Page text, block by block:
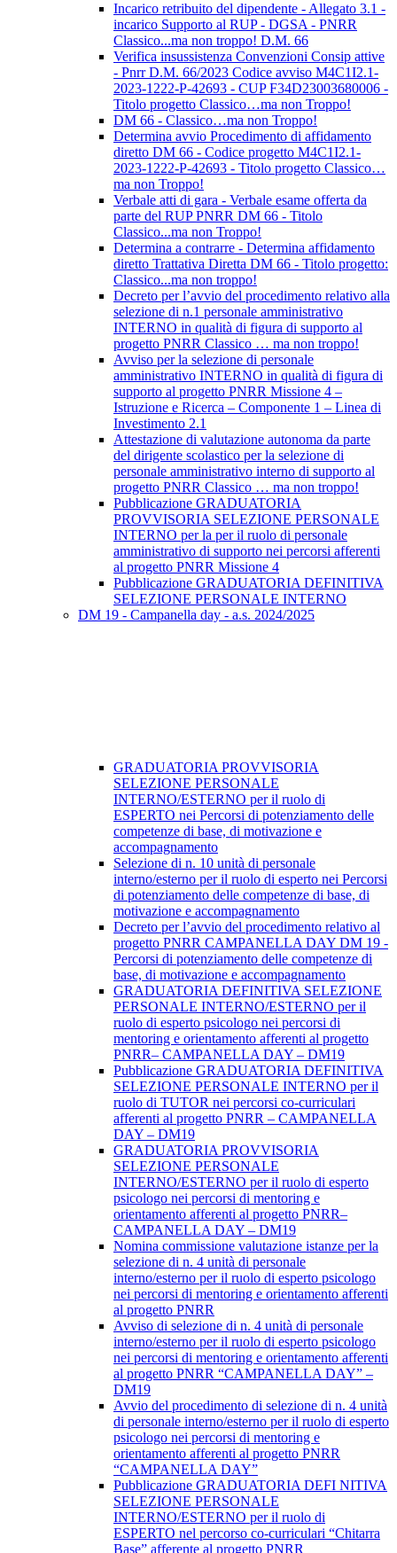
Incarico retribuito del dipendente - Allegato 3.1 -
incarico Supporto al RUP - DGSA - PNRR
Classico...ma non troppo! D.M. 66
Verifica insussistenza Convenzioni Consip attive
- Pnrr D.M. 66/2023 Codice avviso M4C1I2.1-
2023-1222-P-42693 - CUP F34D23003680006 -
Titolo progetto Classico…ma non Troppo!
DM 66 - Classico…ma non Troppo!
Determina avvio Procedimento di affidamento
diretto DM 66 - Codice progetto M4C1I2.1-
2023-1222-P-42693 - Titolo progetto Classico…
ma non Troppo!
Verbale atti di gara - Verbale esame offerta da
parte del RUP PNRR DM 66 - Titolo
Classico...ma non Troppo!
Determina a contrarre - Determina affidamento
diretto Trattativa Diretta DM 66 - Titolo progetto:
Classico...ma non troppo!
Decreto per l’avvio del procedimento relativo alla
selezione di n.1 personale amministrativo
INTERNO in qualità di figura di supporto al
progetto PNRR Classico … ma non troppo!
Avviso per la selezione di personale
amministrativo INTERNO in qualità di figura di
supporto al progetto PNRR Missione 4 –
Istruzione e Ricerca – Componente 1 – Linea di
Investimento 2.1
Attestazione di valutazione autonoma da parte
del dirigente scolastico per la selezione di
personale amministrativo interno di supporto al
progetto PNRR Classico … ma non troppo!
Pubblicazione GRADUATORIA
PROVVISORIA SELEZIONE PERSONALE
INTERNO per la per il ruolo di personale
amministrativo di supporto nei percorsi afferenti
al progetto PNRR Missione 4
Pubblicazione GRADUATORIA DEFINITIVA
SELEZIONE PERSONALE INTERNO
DM 19 - Campanella day - a.s. 2024/2025
GRADUATORIA PROVVISORIA
SELEZIONE PERSONALE
INTERNO/ESTERNO per il ruolo di
ESPERTO nei Percorsi di potenziamento delle
competenze di base, di motivazione e
accompagnamento
Selezione di n. 10 unità di personale
interno/esterno per il ruolo di esperto nei Percorsi
di potenziamento delle competenze di base, di
motivazione e accompagnamento
Decreto per l’avvio del procedimento relativo al
progetto PNRR CAMPANELLA DAY DM 19 -
Percorsi di potenziamento delle competenze di
base, di motivazione e accompagnamento
GRADUATORIA DEFINITIVA SELEZIONE
PERSONALE INTERNO/ESTERNO per il
ruolo di esperto psicologo nei percorsi di
mentoring e orientamento afferenti al progetto
PNRR– CAMPANELLA DAY – DM19
Pubblicazione GRADUATORIA DEFINITIVA
SELEZIONE PERSONALE INTERNO per il
ruolo di TUTOR nei percorsi co-curriculari
afferenti al progetto PNRR – CAMPANELLA
DAY – DM19
GRADUATORIA PROVVISORIA
SELEZIONE PERSONALE
INTERNO/ESTERNO per il ruolo di esperto
psicologo nei percorsi di mentoring e
orientamento afferenti al progetto PNRR–
CAMPANELLA DAY – DM19
Nomina commissione valutazione istanze per la
selezione di n. 4 unità di personale
interno/esterno per il ruolo di esperto psicologo
nei percorsi di mentoring e orientamento afferenti
al progetto PNRR
Avviso di selezione di n. 4 unità di personale
interno/esterno per il ruolo di esperto psicologo
nei percorsi di mentoring e orientamento afferenti
al progetto PNRR “CAMPANELLA DAY” –
DM19
Avvio del procedimento di selezione di n. 4 unità
di personale interno/esterno per il ruolo di esperto
psicologo nei percorsi di mentoring e
orientamento afferenti al progetto PNRR
“CAMPANELLA DAY”
Pubblicazione GRADUATORIA DEFI NITIVA
SELEZIONE PERSONALE
INTERNO/ESTERNO per il ruolo di
ESPERTO nel percorso co-curriculari “Chitarra
Base” afferente al progetto PNRR